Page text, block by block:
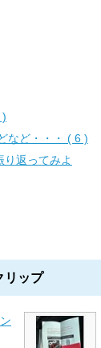
)
など・・・ ( 6 )
り返ってみよ
リップ